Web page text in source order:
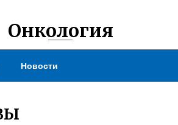
Онкология
Новости